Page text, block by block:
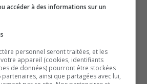
accéder à des informations sur un
personnel seront traitées, et les
appareil (cookies, identifiants
de données) pourront être stockées
ainsi que partagées avec lui,